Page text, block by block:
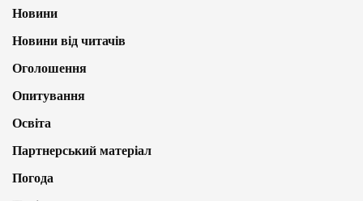
Новини
Новини від читачів
Оголошення
Опитування
Освіта
Партнерський матеріал
Погода